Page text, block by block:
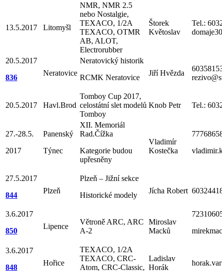
13.5.2017 Litomyšl
NMR, NMR 2.5
nebo Nostalgie,
TEXACO, 1/2A
TEXACO, OTMR
AB, ALOT,
Electrorubber
Štorek
Květoslav
Tel.:
20.5.2017
836
Neratovice
Neratovický historik
RCMK Neratovice
Jiří Hvězda
20.5.2017 Havl.Brod
Tomboy Cup 2017,
celostátní slet modelů
Tomboy
Knob Petr Tel.:
27.-28.5.
2017
Panenský
Týnec
XII. Memoriál
Rad.Čížka
Kategorie budou
upřesněny
Vladimír
Kostečka
27.5.2017
844
Plzeň
Plzeň – Jižní sekce
Historické modely
Jícha Robert
3.6.2017
850
Lipence
Větroně ARC, ARC
A-2
Miroslav
Macků
3.6.2017
848
Hořice
TEXACO, 1/2A
TEXACO, CRC-
Atom, CRC-Classic,
Ladislav
Horák